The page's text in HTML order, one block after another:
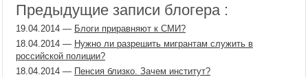
Предыдущие записи блогера :
19.04.2014 — Блоги приравняют к СМИ?
18.04.2014 — Нужно ли разрешить мигрантам служить в
российской полиции?
18.04.2014 — Пенсия близко. Зачем институт?